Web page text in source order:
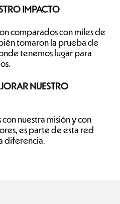
IMPACTO
comparados con miles de
tomaron la prueba de
tenemos lugar para
NUESTRO
nuestra misión y con
es parte de esta red
diferencia.